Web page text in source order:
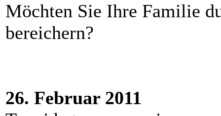
Möchten Sie Ihre Familie
bereichern?
26. Februar 2011